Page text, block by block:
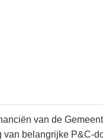
van de
belangrijke P&C-